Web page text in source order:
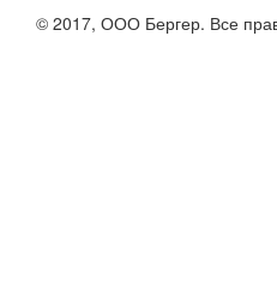
© 2017, ООО Бергер. Все